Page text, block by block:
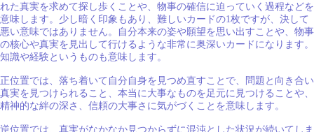
れた真実を求めて探し歩くことや、物事の確信に迫っていく過程などを
意味します。少し暗く印象もあり、難しいカードの1枚ですが、決して
悪い意味ではありません。自分本来の姿や願望を思い出すことや、物事
の核心や真実を見出して行けるような非常に奥深いカードになります。
知識や経験というものも意味します。
正位置では、落ち着いて自分自身を見つめ直すことで、問題と向き合い
真実を見つけられること、本当に大事なものを足元に見つけることや、
精神的な絆の深さ、信頼の大事さに気がづくことを意味します。
逆位置では、真実がなかなか見つからずに混沌とした状況が続いてしま